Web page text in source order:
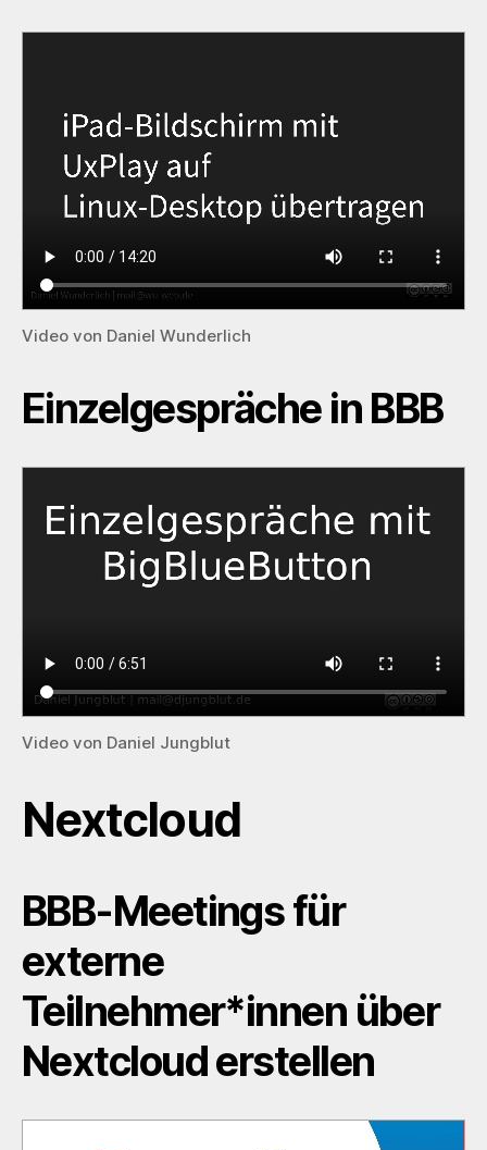
Video von Daniel Wunderlich
Einzelgespräche in BBB
Video von Daniel Jungblut
Nextcloud
BBB-Meetings für
externe
Teilnehmer*innen über
Nextcloud erstellen